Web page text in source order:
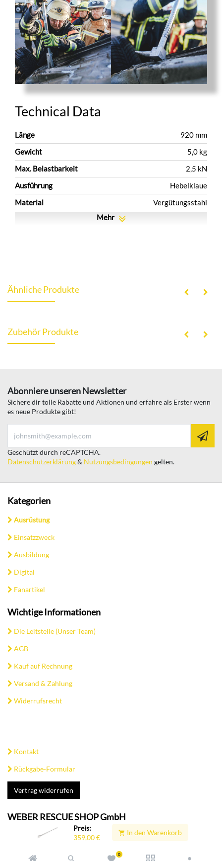
Preis:
359,00€
In den Warenkorb
0
Technical Data
Länge
920 mm
Gewicht
5,0 kg
Max. Belastbarkeit
2,5 kN
Ausführung
Hebelklaue
Material
Vergütungsstahl
Mehr
Ähnliche Produkte
Zubehör Produkte
Abonniere unseren Newsletter
Sichere dir tolle Rabatte und Aktionen und erfahre als Erster wenn
es neue Produkte gibt!
Geschützt durch reCAPTCHA.
Datenschutzerklärung& Nutzungsbedingungen gelten.
Kategorien
Ausrüstung
Einsatzzweck
Ausbildung
Digital
Fanartikel
Wichtige Informationen
Die Leitstelle (Unser Team)
AGB
Kauf auf Rechnung
Versand & Zahlung
Widerrufsrecht
Kontakt
Rückgabe-Formular
Vertrag widerrufen
WEBER RESCUE SHOP GmbH
Heilbronner Str. 30
Tel: +49 (0) 7135 / 71-10911